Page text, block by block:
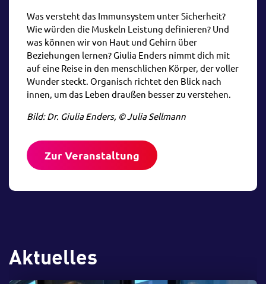
Zur Veranstaltung
07. August
15:00 bis 15:34 Uhr
VAST – Eine kosmische
Zeit – 3D
Der Weltraum hat eine
unvorstellbare Ausdehnung.
erreichbar sind. Produziert vom
Norrköping Visualization
Center C im Rahmen des
Was versteht das Immunsystem unter Sicherheit?
Wie würden die Muskeln Leistung definieren? Und
was können wir von Haut und Gehirn über
Beziehungen lernen? Giulia Enders nimmt dich mit
auf eine Reise in den menschlichen Körper, der voller
Wunder steckt. Organisch richtet den Blick nach
innen, um das Leben draußen besser zu verstehen.
Bild: Dr. Giulia Enders, © Julia Sellmann
Zur Veranstaltung
Aktuelles